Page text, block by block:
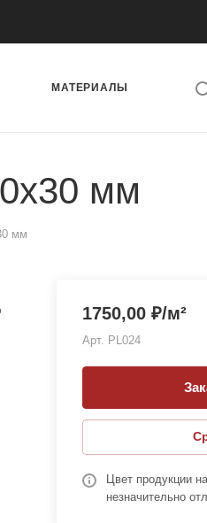
МАТЕРИАЛЫ
мм
мм
1750,00 ₽/м²
Арт. PL024
Цвет продукции
незначительно